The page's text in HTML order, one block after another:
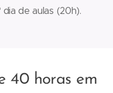
de aulas (20h).
40 horas em